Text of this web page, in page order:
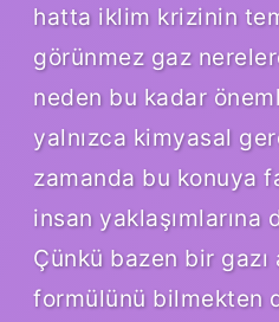
hatta iklim krizinin
görünmez gaz
neden bu kadar
yalnızca kimyasal
zamanda bu konuya
insan yaklaşımlarına
Çünkü bazen bir
formülünü bilmekten